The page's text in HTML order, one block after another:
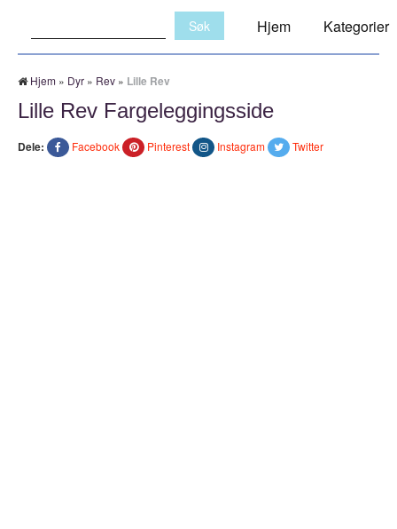
Hjem Kategorier
Hjem » Dyr » Rev » Lille Rev
Lille Rev Fargeleggingsside
Dele: Facebook Pinterest Instagram Twitter